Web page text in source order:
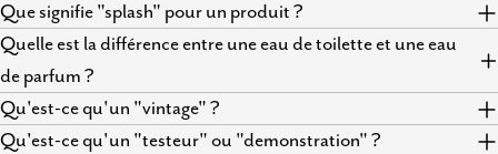
Que signifie "splash" pour un produit ?
Quelle est la différence entre une eau de toilette et une eau
de parfum ?
Qu'est-ce qu'un "vintage" ?
Qu'est-ce qu'un "testeur" ou "demonstration" ?